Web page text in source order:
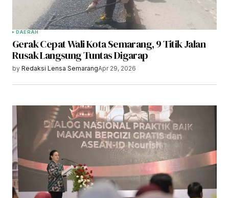
DAERAH
Gerak Cepat Wali Kota Semarang, 9 Titik Jalan
Rusak Langsung Tuntas Digarap
by Redaksi Lensa SemarangApr 29, 2026